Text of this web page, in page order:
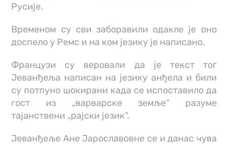
Русије.
Временом су сви заборавили одакле је оно
доспело у Ремс и на ком језику је написано.
Французи су веровали да је текст тог
Јеванђеља написан на језику анђела и били
су потпуно шокирани када се испоставило да
гост из „варварске земље“ разуме
тајанствени „рајски језик“.
Јеванђеље Ане Јарославовне се и данас чува